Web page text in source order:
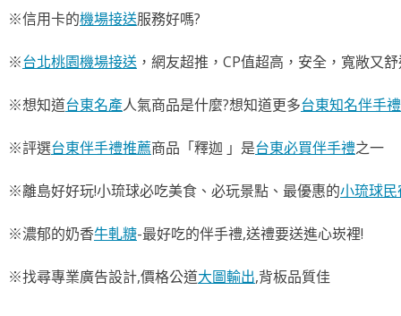
※信用卡的機場接送服務好嗎?
※台北桃園機場接送 ，網友超推，CP值超高，安全，寬敞又
※想知道台東名產人氣商品是什麼?想知道更多台東知名伴手禮
※評選台東伴手禮推薦商品「釋迦 」是台東必買伴手禮之一
※離島好好玩!小琉球必吃美食、必玩景點、最優惠的小琉球民
※濃郁的奶香牛軋糖-最好吃的伴手禮,送禮要送進心崁裡!
※找尋專業廣告設計,價格公道大圖輸出,背板品質佳